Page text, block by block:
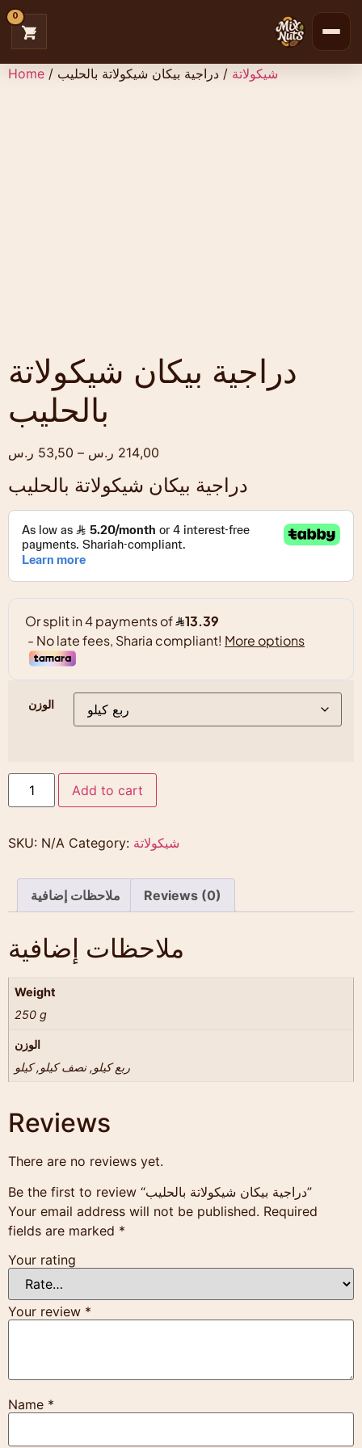
0
Home / شيكولاتة / دراجية بيكان شيكولاتة بالحليب
دراجية بيكان شيكولاتة
بالحليب
53,50 ر.س – 214,00 ر.س
دراجية بيكان شيكولاتة بالحليب
الوزن
Add to cart
SKU: N/A Category: شيكولاتة
ملاحظات إضافية Reviews (0)
ملاحظات إضافية
Weight
250 g
الوزن
ربع كيلو, نصف كيلو, كيلو
Reviews
There are no reviews yet.
Be the first to review “دراجية بيكان شيكولاتة بالحليب”
Your email address will not be published. Required
fields are marked *
Your rating
Your review *
Name *